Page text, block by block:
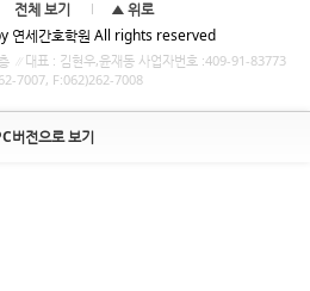
전체 보기
▲ 위로
연세간호학원 All rights reserved
∥대표 : 김현우,윤재동 사업자번호 :409-91-83773
7007, F:062)262-7008
버전으로 보기